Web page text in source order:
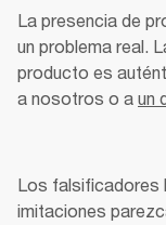
La presencia de
un problema real.
producto es
a nosotros o a un
Los falsificadores
imitaciones